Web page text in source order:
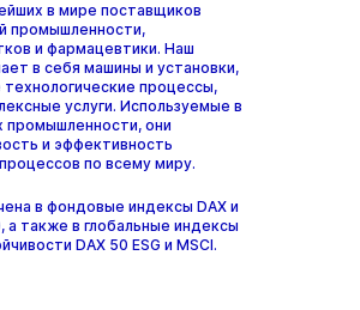
в мире поставщиков
промышленности,
и фармацевтики. Наш
в себя машины и установки,
процессы,
услуги. Используемые в
промышленности, они
и эффективность
по всему миру.
в фондовые индексы DAX и
а также в глобальные индексы
DAX 50 ESG и MSCI.